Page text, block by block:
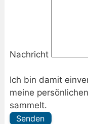
Nachricht
Ich bin damit
meine
sammelt.
Senden